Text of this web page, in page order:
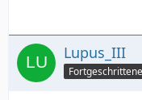
Lupus_III